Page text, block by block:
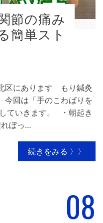
節の痛み
簡単スト
区にあります もり鍼灸
回は「手のこわばりを
ていきます。 ・朝起き
ぼっ…
続きをみる 〉〉
08